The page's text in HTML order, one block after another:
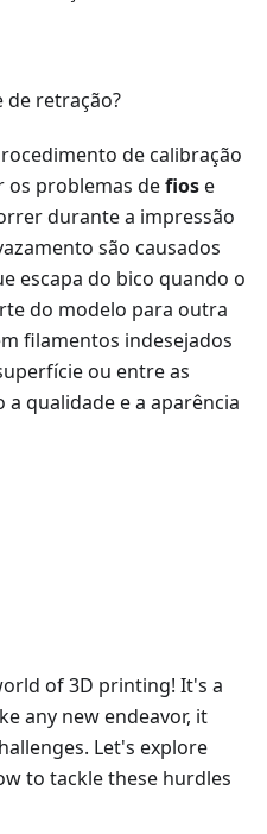
de retração?
de calibração
os problemas defiose
durante a impressão
são causados
escapa do bico quando o
do modelo para outra
filamentos indesejados
ou entre as
qualidade e a aparência
of 3D printing! It's a
any new endeavor, it
Let's explore
to tackle these hurdles